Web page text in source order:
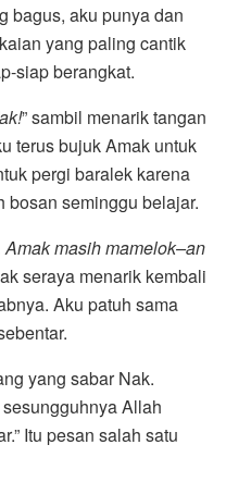
bagus, aku punya dan
yang paling cantik
siap berangkat.
” sambil menarik tangan
terus bujuk Amak untuk
pergi baralek karena
bosan seminggu belajar.
masih mamelok–an
seraya menarik kembali
Aku patuh sama
yang sabar Nak.
Allah
Itu pesan salah satu